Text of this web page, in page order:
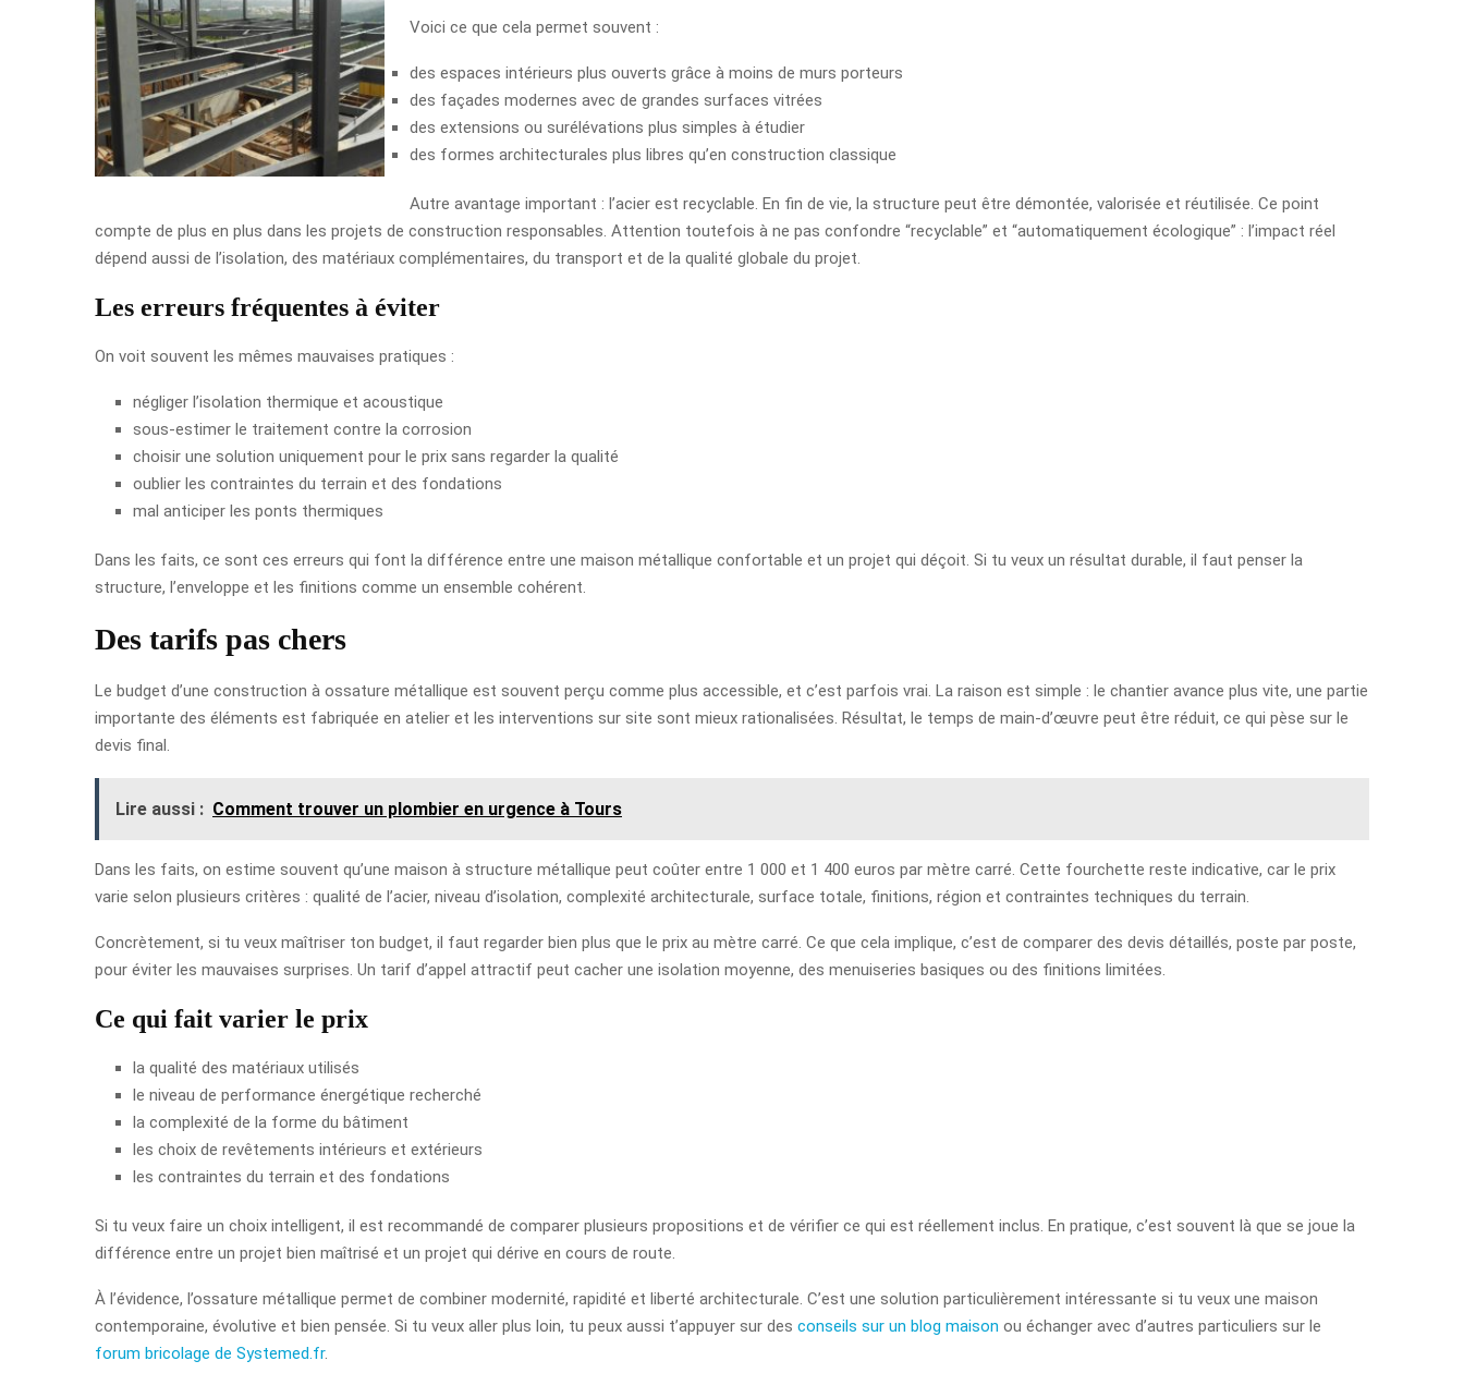
Voici ce que cela permet souvent :
des espaces intérieurs plus ouverts grâce à moins de murs porteurs
des façades modernes avec de grandes surfaces vitrées
des extensions ou surélévations plus simples à étudier
des formes architecturales plus libres qu’en construction classique
Autre avantage important : l’acier est recyclable. En fin de vie, la structure peut être démontée, valorisée et réutilisée. Ce point
compte de plus en plus dans les projets de construction responsables. Attention toutefois à ne pas confondre “recyclable” et “automatiquement écologique” : l’impact réel
dépend aussi de l’isolation, des matériaux complémentaires, du transport et de la qualité globale du projet.
Les erreurs fréquentes à éviter
On voit souvent les mêmes mauvaises pratiques :
négliger l’isolation thermique et acoustique
sous-estimer le traitement contre la corrosion
choisir une solution uniquement pour le prix sans regarder la qualité
oublier les contraintes du terrain et des fondations
mal anticiper les ponts thermiques
Dans les faits, ce sont ces erreurs qui font la différence entre une maison métallique confortable et un projet qui déçoit. Si tu veux un résultat durable, il faut penser la
structure, l’enveloppe et les finitions comme un ensemble cohérent.
Des tarifs pas chers
Le budget d’une construction à ossature métallique est souvent perçu comme plus accessible, et c’est parfois vrai. La raison est simple : le chantier avance plus vite, une partie
importante des éléments est fabriquée en atelier et les interventions sur site sont mieux rationalisées. Résultat, le temps de main-d’œuvre peut être réduit, ce qui pèse sur le
devis final.
Lire aussi : Comment trouver un plombier en urgence à Tours
Dans les faits, on estime souvent qu’une maison à structure métallique peut coûter entre 1 000 et 1 400 euros par mètre carré. Cette fourchette reste indicative, car le prix
varie selon plusieurs critères : qualité de l’acier, niveau d’isolation, complexité architecturale, surface totale, finitions, région et contraintes techniques du terrain.
Concrètement, si tu veux maîtriser ton budget, il faut regarder bien plus que le prix au mètre carré. Ce que cela implique, c’est de comparer des devis détaillés, poste par poste,
pour éviter les mauvaises surprises. Un tarif d’appel attractif peut cacher une isolation moyenne, des menuiseries basiques ou des finitions limitées.
Ce qui fait varier le prix
la qualité des matériaux utilisés
le niveau de performance énergétique recherché
la complexité de la forme du bâtiment
les choix de revêtements intérieurs et extérieurs
les contraintes du terrain et des fondations
Si tu veux faire un choix intelligent, il est recommandé de comparer plusieurs propositions et de vérifier ce qui est réellement inclus. En pratique, c’est souvent là que se joue la
différence entre un projet bien maîtrisé et un projet qui dérive en cours de route.
À l’évidence, l’ossature métallique permet de combiner modernité, rapidité et liberté architecturale. C’est une solution particulièrement intéressante si tu veux une maison
contemporaine, évolutive et bien pensée. Si tu veux aller plus loin, tu peux aussi t’appuyer sur des conseils sur un blog maison ou échanger avec d’autres particuliers sur le
forum bricolage de Systemed.fr.